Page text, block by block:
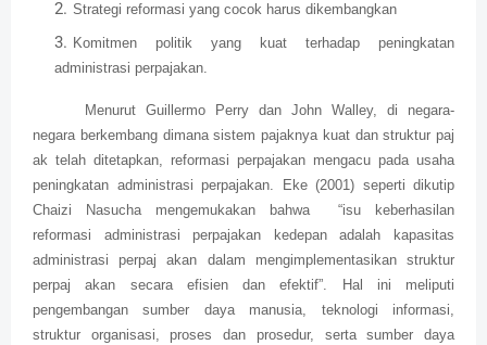
Strategi reformasi yang cocok harus dikembangkan
Komitmen politik yang kuat terhadap peningkatan
administrasi perpajakan.
Menurut Guillermo Perry dan John Walley, di negara-
negara berkembang dimana sistem pajaknya kuat dan struktur paj
ak telah ditetapkan, reformasi perpajakan mengacu pada usaha
peningkatan administrasi perpajakan. Eke (2001) seperti dikutip
Chaizi Nasucha mengemukakan bahwa “isu keberhasilan
reformasi administrasi perpajakan kedepan adalah kapasitas
administrasi perpaj akan dalam mengimplementasikan struktur
perpaj akan secara efisien dan efektif”. Hal ini meliputi
pengembangan sumber daya manusia, teknologi informasi,
struktur organisasi, proses dan prosedur, serta sumber daya